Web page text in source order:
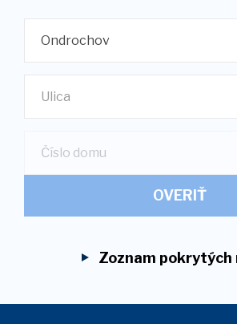
Ondrochov
Ulica
OVERIŤ
Zoznam pokrytých